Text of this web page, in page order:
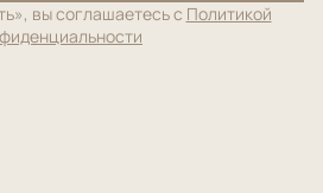
вы соглашаетесь с Политикой